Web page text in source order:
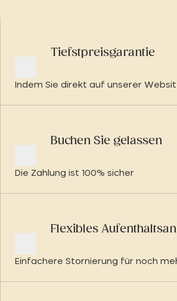
Tiefstpreisgarantie
Indem Sie direkt auf unserer
Buchen Sie gelassen
Die Zahlung ist 100% sicher
Flexibles
Einfachere Stornierung für noch